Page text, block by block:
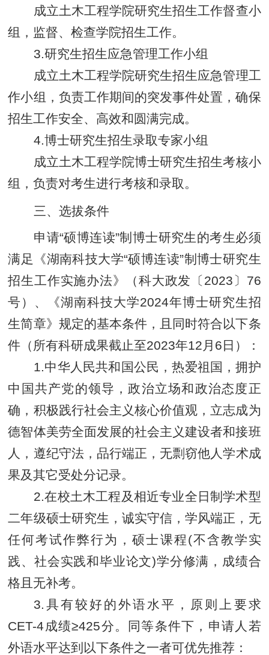
成立土木工程学院研究生招生工作督查小
组，监督、检查学院招生工作。
3.研究生招生应急管理工作小组
成立土木工程学院研究生招生应急管理工
作小组，负责工作期间的突发事件处置，确保
招生工作安全、高效和圆满完成。
4.博士研究生招生录取专家小组
成立土木工程学院博士研究生招生考核小
组，负责对考生进行考核和录取。
三、选拔条件
申请“硕博连读”制博士研究生的考生必须
满足《湖南科技大学“硕博连读”制博士研究生
招生工作实施办法》（科大政发〔2023〕76
号）、《湖南科技大学2024年博士研究生招
生简章》规定的基本条件，且同时符合以下条
件 （所有科研成果截止至2023年12月6日）
：
1.中华人民共和国公民，热爱祖国，拥护
中国共产党的领导，政治立场和政治态度正
确，积极践行社会主义核心价值观，立志成为
德智体美劳全面发展的社会主义建设者和接班
人，遵纪守法，品行端正 ， 无剽窃他人学术成
果及其它受处分记录。
2.在校土木工程及相近专业全日制学术型
二年级硕士研究生，诚实守信，学风端正，无
任何考试作弊行为，硕士课程(不含教学实
践、社会实践和毕业论文)学分修满，成绩合
格且无补考。
3.具有较好的外语水平，原则上要求
CET-4成绩≥425分。同等条件下，申请人若
外语水平达到以下条件之一者可优先推荐：